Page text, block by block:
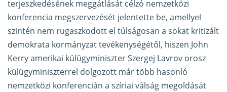
terjeszkedésének meggátlását célzó nemzetközi
konferencia megszervezését jelentette be, amellyel
szintén nem rugaszkodott el túlságosan a sokat kritizált
demokrata kormányzat tevékenységétől, hiszen John
Kerry amerikai külügyminiszter Szergej Lavrov orosz
külügyminiszterrel dolgozott már több hasonló
nemzetközi konferencián a szíriai válság megoldását